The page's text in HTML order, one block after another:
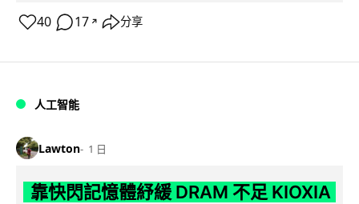
40 17 ↗ 分享
人工智能
Lawton 1 日
靠快閃記憶體紓緩 DRAM 不足 KIOXIA